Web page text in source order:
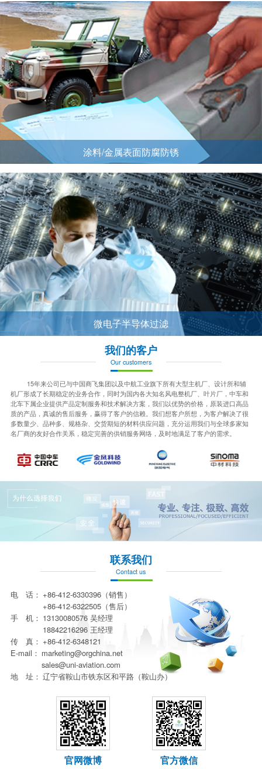
涂料/金属表面防腐防锈
微电子半导体过滤
我们的客户
Our customers
15年来公司已与中国商飞集团以及中航工业旗下所有大型主机厂、设计所和辅
机厂形成了长期稳定的业务合作，同时为国内各大知名风电整机厂、叶片厂，中车和
北车下属企业提供产品定制服务和技术解决方案，我们以优势的价格，原装进口高品
质的产品，真诚的售后服务，赢得了客户的信赖。我们想客户所想，为客户解决了很
多数量少、品种多、规格杂、交货期短的材料供应问题，充分运用我们与全球多家知
名厂商的友好合作关系，稳定完善的供销服务网络，及时地满足了客户的需求。
联系我们
Contact us
电 话： +86-412-6330396（销售）
+86-412-6322505（售后）
手 机： 13130080576 吴经理
18842216296 王经理
传 真： +86-412-6348121
E-mail： marketing@orgchina.net
sales@uni-aviation.com
地 址： 辽宁省鞍山市铁东区和平路（鞍山办）
官网微博 官方微信